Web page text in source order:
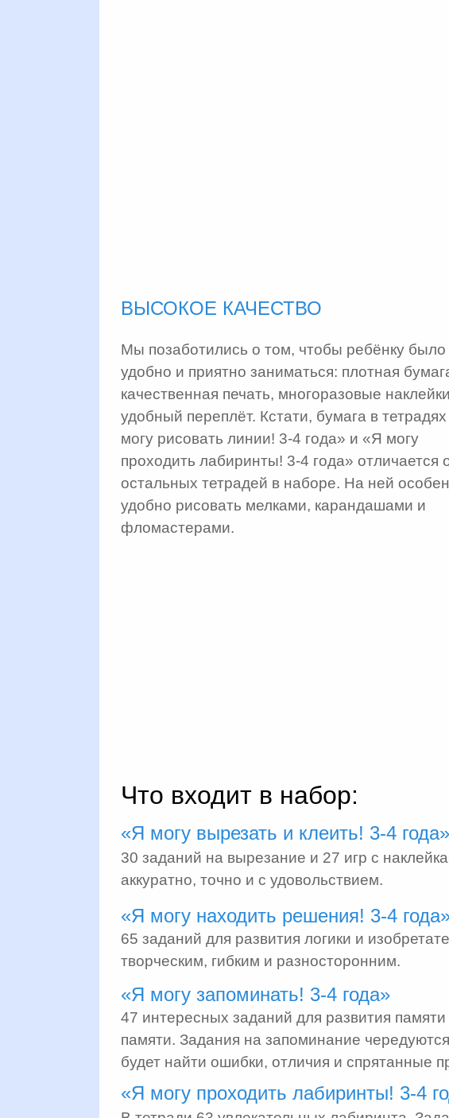
Что входит в набор:
30 заданий на вырезание и 27 игр с
аккуратно, точно и с удовольствием.
«Я могу вырезать и клеить! 3-4 года»
65 заданий для развития логики и
творческим, гибким и разносторонним.
«Я могу находить решения! 3-4
47 интересных заданий для развития
памяти. Задания на запоминание
будет найти ошибки, отличия и спрятанные
«Я могу запоминать! 3-4 года»
Мы позаботились о том, чтобы ребёнку было
удобно и приятно заниматься: плотная
качественная печать, многоразовые
удобный переплёт. Кстати, бумага в
могу рисовать линии! 3-4 года» и «Я могу
проходить лабиринты! 3-4 года» отличается
остальных тетрадей в наборе. На ней
удобно рисовать мелками, карандашами и
фломастерами.
«Я могу проходить лабиринты! 3-4
ВЫСОКОЕ КАЧЕСТВО